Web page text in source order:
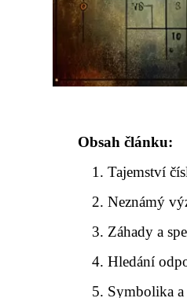
Obsah článku:
Tajemství
Neznámý
Záhady a
Hledání
Symbolika